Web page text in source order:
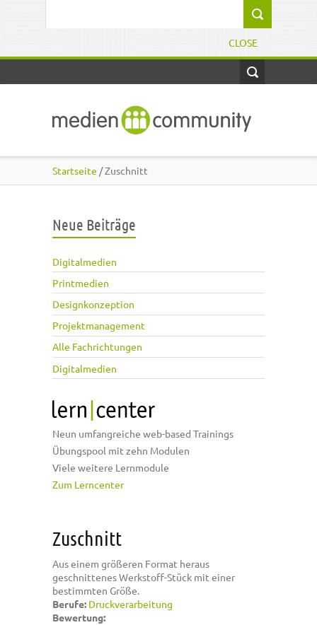
CLOSE
Startseite / Zuschnitt
Neue Beiträge
Digitalmedien
Printmedien
Designkonzeption
Projektmanagement
Alle Fachrichtungen
Digitalmedien
Neun umfangreiche web-based Trainings
Übungspool mit zehn Modulen
Viele weitere Lernmodule
Zum Lerncenter
Zuschnitt
Aus einem größeren Format heraus
geschnittenes Werkstoff-Stück mit einer
bestimmten Größe.
Berufe: Druckverarbeitung
Bewertung: